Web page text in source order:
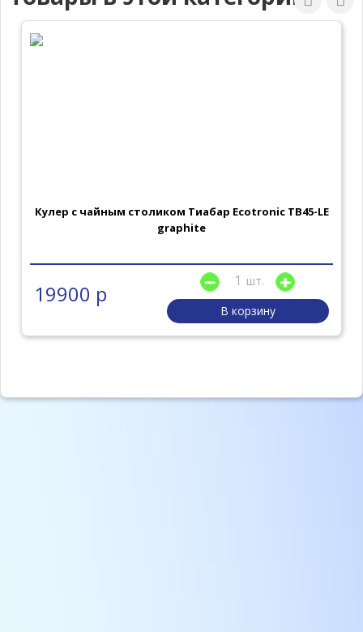
Кулер с чайным столиком Тиабар Ecotronic TB45-LE
graphite
19900 р
шт.
В корзину